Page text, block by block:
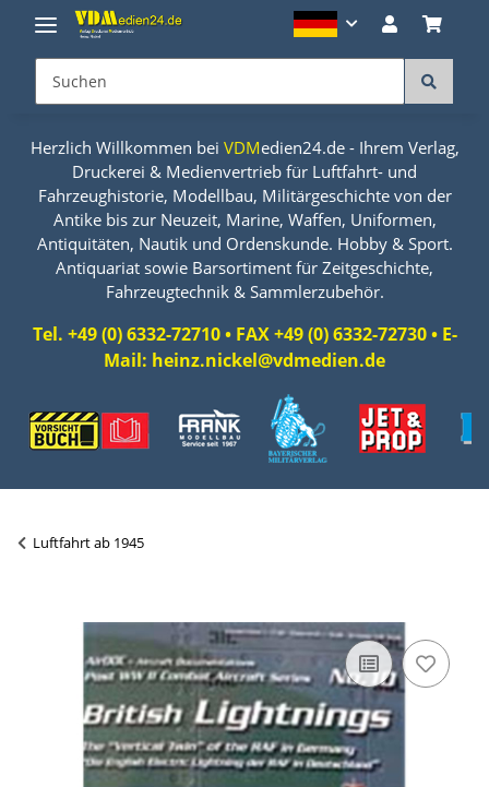
Herzlich Willkommen bei VDMedien24.de - Ihrem Verlag,
Druckerei & Medienvertrieb für Luftfahrt- und
Fahrzeughistorie, Modellbau, Militärgeschichte von der
Antike bis zur Neuzeit, Marine, Waffen, Uniformen,
Antiquitäten, Nautik und Ordenskunde. Hobby & Sport.
Antiquariat sowie Barsortiment für Zeitgeschichte,
Fahrzeugtechnik & Sammlerzubehör.
Tel. +49 (0) 6332-72710 • FAX +49 (0) 6332-72730 • E-
Mail: heinz.nickel@vdmedien.de
Luftfahrt ab 1945